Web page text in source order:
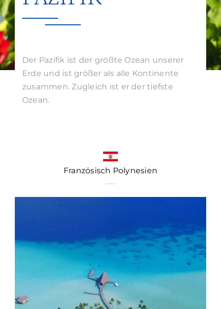
Suche
nach:
Der Pazifik ist der größte Ozean unserer
Erde und ist größer als alle Kontinente
zusammen. Zugleich ist er der tiefste
Ozean.
Französisch Polynesien